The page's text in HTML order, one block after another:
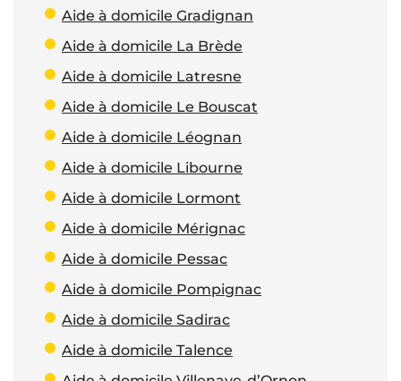
Aide à domicile Gradignan
Aide à domicile La Brède
Aide à domicile Latresne
Aide à domicile Le Bouscat
Aide à domicile Léognan
Aide à domicile Libourne
Aide à domicile Lormont
Aide à domicile Mérignac
Aide à domicile Pessac
Aide à domicile Pompignac
Aide à domicile Sadirac
Aide à domicile Talence